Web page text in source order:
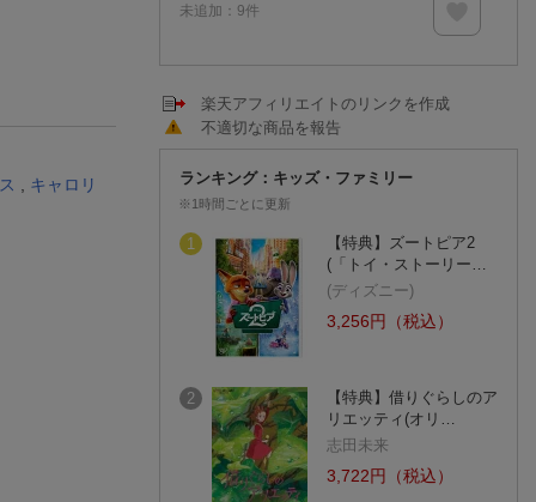
キャロリ
未追加： 9件
楽天アフィリエイトのリンクを作成
不適切な商品を報告
ランキング：キッズ・ファミリー
※1時間ごとに更新
1
【特典】ズートピア2
(「トイ・ストーリー…
(ディズニー)
3,256円（税込）
2
【特典】借りぐらしのア
リエッティ(オリ…
志田未来
3,722円（税込）